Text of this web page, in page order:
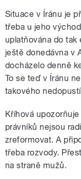
Situace v Íránu je
třeba u jeho
uplatňována do
ještě donedávna v
docházelo denně
To se teď v Íránu
takového
Kříhová
právníků nejsou
zreformovat. A
třeba rozvody.
na straně mužů.